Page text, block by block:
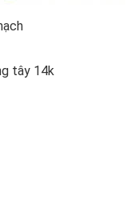
tây 14k